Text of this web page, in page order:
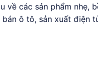
về các sản phẩm nhẹ,
bán ô tô, sản xuất điện